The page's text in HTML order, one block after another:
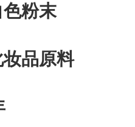
色粉末
妆品原料